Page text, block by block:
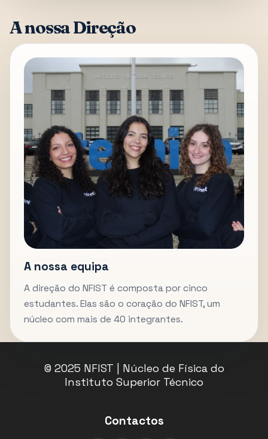
A nossa Direção
A nossa equipa
A direção do NFIST é composta por cinco
estudantes. Elas são o coração do NFIST, um
núcleo com mais de 40 integrantes.
© 2025 NFIST | Núcleo de Física do
Instituto Superior Técnico
Contactos